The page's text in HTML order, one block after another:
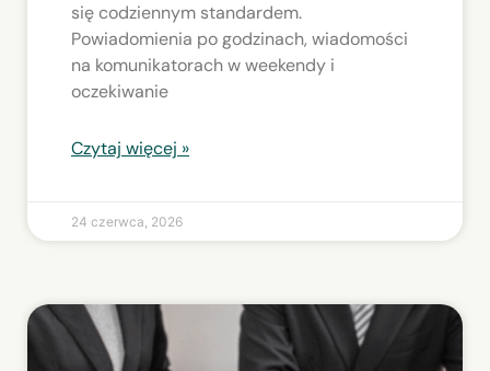
się codziennym standardem.
Powiadomienia po godzinach, wiadomości
na komunikatorach w weekendy i
oczekiwanie
Czytaj więcej »
24 czerwca, 2026